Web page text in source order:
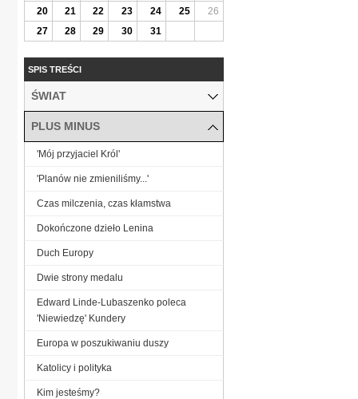
20
21 22 23 24 25
26
27
28 29 30 31
SPIS TREŚCI
ŚWIAT
PLUS MINUS
'Mój przyjaciel Król'
'Planów nie zmieniliśmy...'
Czas milczenia, czas kłamstwa
Dokończone dzieło Lenina
Duch Europy
Dwie strony medalu
Edward Linde-Lubaszenko poleca
'Niewiedzę' Kundery
Europa w poszukiwaniu duszy
Katolicy i polityka
Kim jesteśmy?